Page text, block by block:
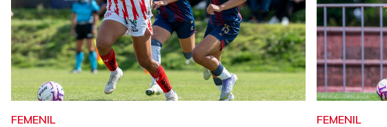
FEMENIL FEMENIL